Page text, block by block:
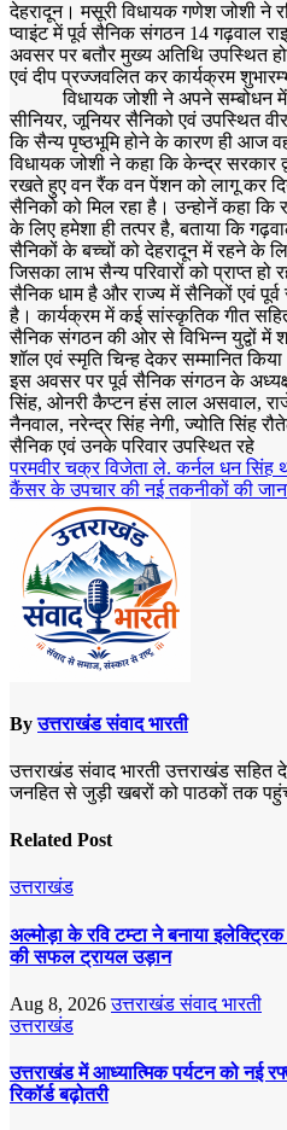
देहरादून। मसूरी विधायक गणेश जोशी ने
प्वाइंट में पूर्व सैनिक संगठन 14 गढ़वाल
अवसर पर बतौर मुख्य अतिथि उपस्थित
एवं दीप प्रज्जवलित कर कार्यक्रम
विधायक जोशी ने अपने सम्बोधन में
सीनियर, जूनियर सैनिको एवं उपस्थित
कि सैन्य पृष्ठभूमि होने के कारण ही आज
विधायक जोशी ने कहा कि केन्द्र सरकार
रखते हुए वन रैंक वन पेंशन को लागू कर
सैनिको को मिल रहा है। उन्होनें कहा कि
के लिए हमेशा ही तत्पर है, बताया कि
सैनिकों के बच्चों को देहरादून में रहने के
जिसका लाभ सैन्य परिवारों को प्राप्त हो
सैनिक धाम है और राज्य में सैनिकों एवं पूर्व
है। कार्यक्रम में कई सांस्कृतिक गीत सहित
सैनिक संगठन की ओर से विभिन्न युद्वों में
शॉल एवं स्मृति चिन्ह देकर सम्मानित
इस अवसर पर पूर्व सैनिक संगठन के
सिंह, ओनरी कैप्टन हंस लाल असवाल,
नैनवाल, नरेन्द्र सिंह नेगी, ज्योति सिंह
सैनिक एवं उनके परिवार उपस्थित रहे
Post
navigation
परमवीर चक्र विजेता ले. कर्नल धन सिंह
कैंसर के उपचार की नई तकनीकों की
Byउत्तराखंड संवाद भारती
उत्तराखंड संवाद भारती उत्तराखंड सहित
जनहित से जुड़ी खबरों को पाठकों तक
Related Post
उत्तराखंड
अल्मोड़ा के रवि टम्टा ने बनाया
की सफल ट्रायल उड़ान
Aug 8, 2026उत्तराखंड संवाद भारती
उत्तराखंड
उत्तराखंड में आध्यात्मिक पर्यटन को नई
रिकॉर्ड बढ़ोतरी